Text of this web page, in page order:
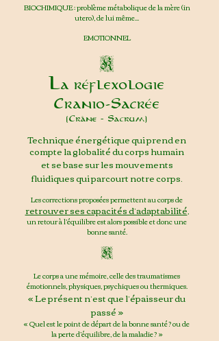
BIOCHIMIQUE : problème métabolique de la mère (in
utero), de lui même...
EMOTIONNEL
K
La réflexologie
Cranio-Sacrée
(Crâne - Sacrum)
Technique énergétique qui prend en
compte la globalité du corps humain
et se base sur les mouvements
fluidiques qui parcourt notre corps.
Les corrections proposées permettent au corps de
retrouver ses capacités d’adaptabilité,
un retour à l’équilibre est alors possible et donc une
bonne santé.
K
Le corps a une mémoire, celle des traumatismes
émotionnels, physiques, psychiques ou thermiques.
« Le présent n’est que l’épaisseur du
passé »
« Quel est le point de départ de la bonne santé ? ou de
la perte d’équilibre, de la maladie ? »